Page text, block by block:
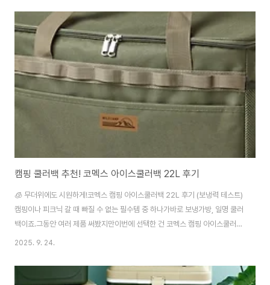
캠핑 쿨러백 추천! 코멕스 아이스쿨러백 22L 후기
🧊 무더위에도 시원하게!코멕스 캠핑 아이스쿨러백 22L 후기 (보냉력 테스트)
캠핑이나 피크닉 갈 때 빠질 수 없는 필수템 중 하나가바로 보냉가방, 일명 쿨러
백이죠.그동안 여러 제품 써봤지만이번에 선택한 건 코멕스 캠핑 아이스쿨러백
이에요.믿고 쓰는 코멕스답게 디자인도 깔끔하고 성능도 괜찮더라고요.✅ 다양
도에 따라 맞춤 선택이 가능했어요.15L → 피크닉, 도시락 가방22L → 캠핑,
차박, 바베큐용32L → 단체 활동, 오토캠핑용전 22L로 구매했는데 1박 2일
2025. 9. 24.